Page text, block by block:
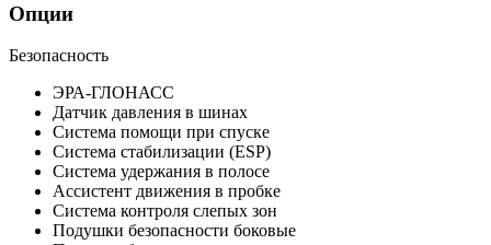
Опции
Безопасность
ЭРА-ГЛОНАСС
Датчик давления в шинах
Система помощи при спуске
Система стабилизации (ESP)
Система удержания в полосе
Ассистент движения в пробке
Система контроля слепых зон
Подушки безопасности боковые